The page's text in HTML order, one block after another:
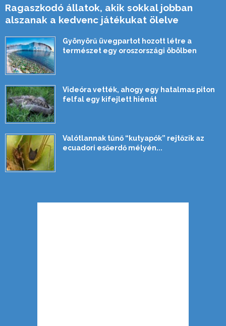
Ragaszkodó állatok, akik sokkal jobban
alszanak a kedvenc játékukat ölelve
Gyönyörű üvegpartot hozott létre a
természet egy oroszországi öbölben
Videóra vették, ahogy egy hatalmas piton
felfal egy kifejlett hiénát
Valótlannak tűnő “kutyapók” rejtőzik az
ecuadori esőerdő mélyén...